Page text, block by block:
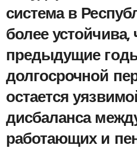
система в
более устойчива,
предыдущие
долгосрочной
остается
дисбаланса
работающих и